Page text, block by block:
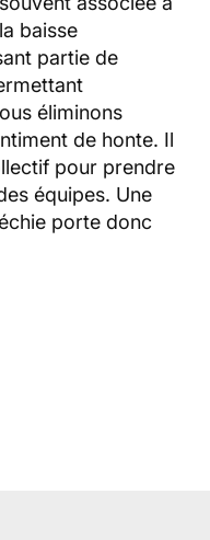
baisse
partie de
éliminons
de honte. Il
pour prendre
équipes. Une
porte donc